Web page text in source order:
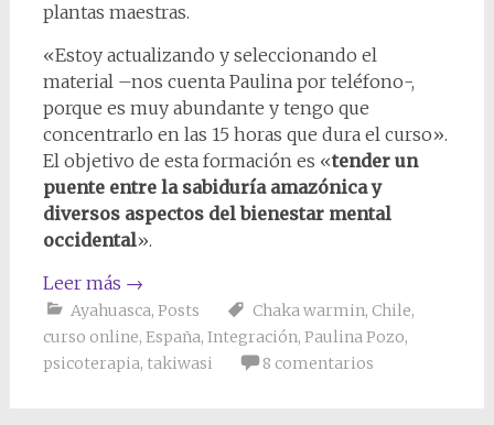
plantas maestras.
«Estoy actualizando y seleccionando el
material –nos cuenta Paulina por teléfono-,
porque es muy abundante y tengo que
concentrarlo en las 15 horas que dura el curso».
El objetivo de esta formación es «tender un
puente entre la sabiduría amazónica y
diversos aspectos del bienestar mental
occidental».
Leer más →
Ayahuasca, Posts Chaka warmin, Chile,
curso online, España, Integración, Paulina Pozo,
psicoterapia, takiwasi 8 comentarios